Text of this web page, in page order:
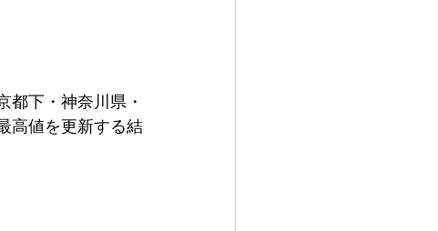
下・神奈川県・
高値を更新する結